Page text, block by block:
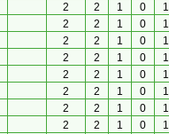
2 2 1 0
1
2 2 1 0
1
2 2 1 0
1
2 2 1 0
1
2 2 1 0
1
2 2 1 0
1
2 2 1 0
1
2 2 1 0
1